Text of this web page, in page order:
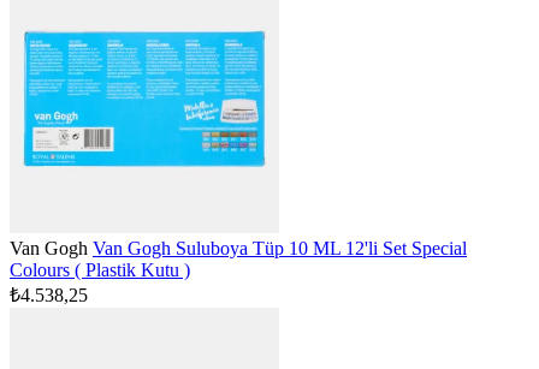
Van Gogh Van Gogh Suluboya Tüp 10 ML 12'li Set Special
Colours ( Plastik Kutu )
₺4.538,25